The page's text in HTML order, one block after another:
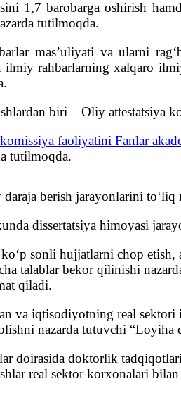
1,7 barobarga oshirish
tutilmoqda.
masʼuliyati va ularni
ilmiy rahbarlarning xalqaro
biri – Oliy attestatsiya
faoliyatini Fanlar
tutilmoqda.
berish jarayonlarini
dissertatsiya himoyasi
sonli hujjatlarni chop
talablar bekor qilinishi
qiladi.
va iqtisodiyotning real
nazarda tutuvchi
doirasida doktorlik
real sektor korxonalari